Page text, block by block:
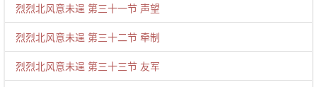
烈烈北风意未逞 第三十一节 声望
烈烈北风意未逞 第三十二节 牵制
烈烈北风意未逞 第三十三节 友军